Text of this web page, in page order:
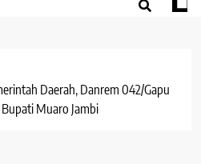
Daerah, Danrem 042/Gapu
Muaro Jambi